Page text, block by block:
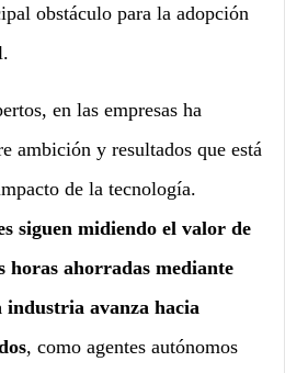
obstáculo para la adopción
en las empresas ha
ambición y resultados que está
de la tecnología.
siguen midiendo el valor de
horas ahorradas mediante
industria avanza hacia
, como agentes autónomos